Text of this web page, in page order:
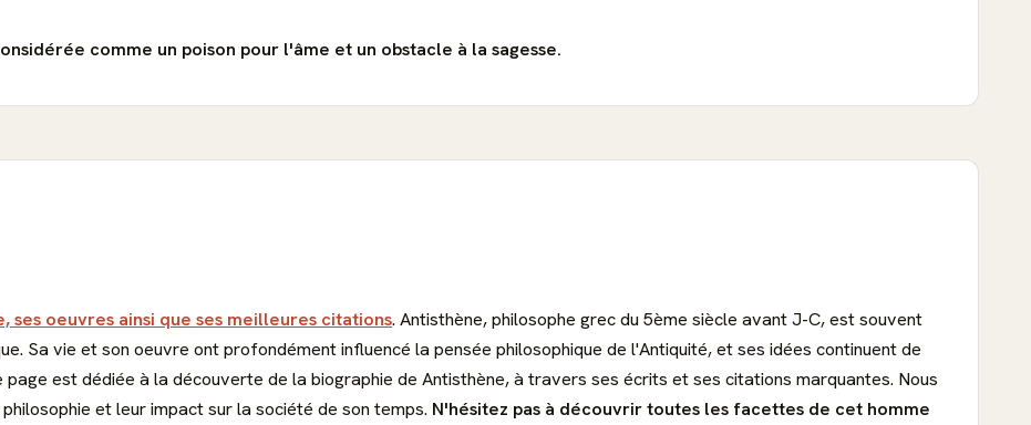
comme un poison pour l'âme et un obstacle à la sagesse.
ses oeuvres ainsi que ses meilleures citations. Antisthène, philosophe grec du 5ème siècle avant J-C, est souvent
Sa vie et son oeuvre ont profondément influencé la pensée philosophique de l'Antiquité, et ses idées continuent de
est dédiée à la découverte de la biographie de Antisthène, à travers ses écrits et ses citations marquantes. Nous
et leur impact sur la société de son temps. N'hésitez pas à découvrir toutes les facettes de cet homme